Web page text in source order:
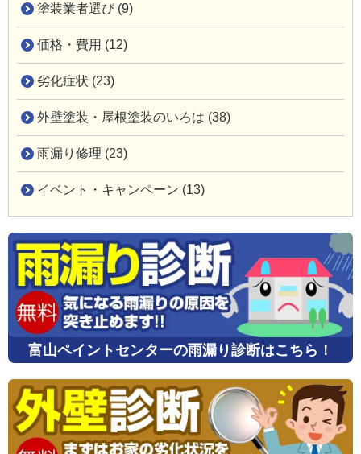
塗装業者選び (9)
価格・費用 (12)
劣化症状 (23)
外壁塗装・屋根塗装のいろは (38)
雨漏り修理 (23)
イベント・キャンペーン (13)
富山ペイントセンターの雨漏り診断はこちら！